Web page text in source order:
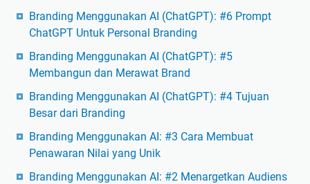
Branding Menggunakan AI (ChatGPT): #6 Prompt
ChatGPT Untuk Personal Branding
Branding Menggunakan AI (ChatGPT): #5
Membangun dan Merawat Brand
Branding Menggunakan AI (ChatGPT): #4 Tujuan
Besar dari Branding
Branding Menggunakan AI: #3 Cara Membuat
Penawaran Nilai yang Unik
Branding Menggunakan AI: #2 Menargetkan Audiens